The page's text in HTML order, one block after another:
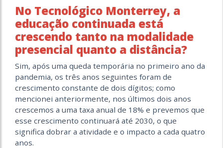
No Tecnológico Monterrey, a
educação continuada está
crescendo tanto na modalidade
presencial quanto a distância?
Sim, após uma queda temporária no primeiro ano da
pandemia, os três anos seguintes foram de
crescimento constante de dois dígitos; como
mencionei anteriormente, nos últimos dois anos
crescemos a uma taxa anual de 18% e prevemos que
esse crescimento continuará até 2030, o que
significa dobrar a atividade e o impacto a cada quatro
anos.